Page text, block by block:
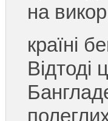
на
країні
Відтоді